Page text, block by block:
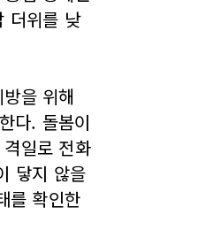
더위를 낮
을 위해
다. 돌봄이
일로 전화
닿지 않을
를 확인한